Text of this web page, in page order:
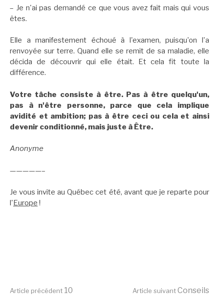
– Je n'ai pas demandé ce que vous avez fait mais qui vous
êtes.
Elle a manifestement échoué à l'examen, puisqu'on l'a
renvoyée sur terre. Quand elle se remit de sa maladie, elle
décida de découvrir qui elle était. Et cela fit toute la
différence.
Votre tâche consiste à être. Pas à être quelqu'un,
pas à n'être personne, parce que cela implique
avidité et ambition; pas à être ceci ou cela et ainsi
devenir conditionné, mais juste à Être.
Anonyme
—————–
Je vous invite au Québec cet été, avant que je reparte pour
l'Europe !
Article précédent 10 Article suivantConseils